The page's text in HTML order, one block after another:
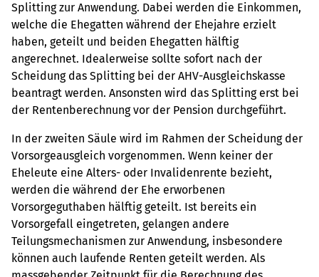
Splitting zur Anwendung. Dabei werden die Einkommen,
welche die Ehegatten während der Ehejahre erzielt
haben, geteilt und beiden Ehegatten hälftig
angerechnet. Idealerweise sollte sofort nach der
Scheidung das Splitting bei der AHV-Ausgleichskasse
beantragt werden. Ansonsten wird das Splitting erst bei
der Rentenberechnung vor der Pension durchgeführt.
In der zweiten Säule wird im Rahmen der Scheidung der
Vorsorgeausgleich vorgenommen. Wenn keiner der
Eheleute eine Alters- oder Invalidenrente bezieht,
werden die während der Ehe erworbenen
Vorsorgeguthaben hälftig geteilt. Ist bereits ein
Vorsorgefall eingetreten, gelangen andere
Teilungsmechanismen zur Anwendung, insbesondere
können auch laufende Renten geteilt werden. Als